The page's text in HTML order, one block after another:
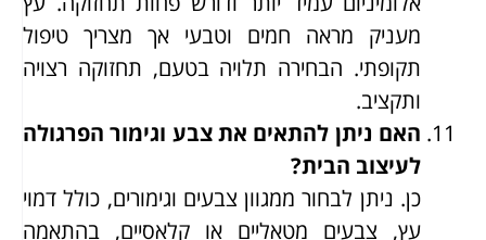
מעניק מראה חמים וטבעי אך מצריך טיפול
תקופתי. הבחירה תלויה בטעם, תחזוקה רצויה
ותקציב.
האם ניתן להתאים את צבע וגימור הפרגולה
לעיצוב הבית?
כן. ניתן לבחור ממגוון צבעים וגימורים, כולל דמוי
עץ, צבעים מטאליים או קלאסיים, בהתאמה